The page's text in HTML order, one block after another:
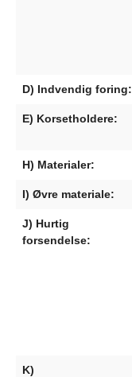
D) Indvendig foring:
E) Korsetholdere:
H) Materialer:
I) Øvre materiale:
J) Hurtig
forsendelse:
K)